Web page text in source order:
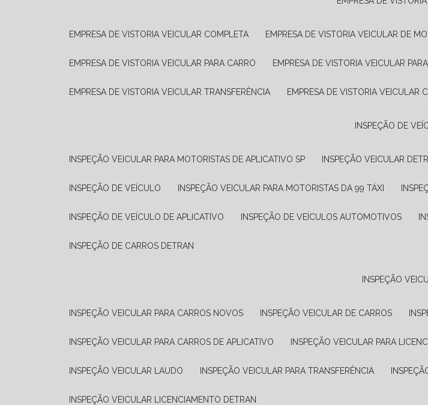
EMPRESA DE VISTORIA VEICULAR COMPLETA EMPRESA DE VISTORIA VEICULAR DE
EMPRESA DE VISTORIA VEICULAR PARA CARRO EMPRESA DE VISTORIA VEICULAR
EMPRESA DE VISTORIA VEICULAR TRANSFERÊNCIA EMPRESA DE VISTORIA VEICULAR
INSPEÇÃO DE
INSPEÇÃO VEICULAR PARA MOTORISTAS DE APLICATIVO SP INSPEÇÃO VEICULAR
INSPEÇÃO DE VEÍCULO INSPEÇÃO VEICULAR PARA MOTORISTAS DA 99 TÁXI
INSPEÇÃO DE VEÍCULO DE APLICATIVO INSPEÇÃO DE VEÍCULOS AUTOMOTIVOS
INSPEÇÃO DE CARROS DETRAN
INSPEÇÃO
INSPEÇÃO VEICULAR PARA CARROS NOVOS INSPEÇÃO VEICULAR DE CARROS
INSPEÇÃO VEICULAR PARA CARROS DE APLICATIVO INSPEÇÃO VEICULAR PARA
INSPEÇÃO VEICULAR LAUDO INSPEÇÃO VEICULAR PARA TRANSFERÊNCIA
INSPEÇÃO VEICULAR LICENCIAMENTO DETRAN